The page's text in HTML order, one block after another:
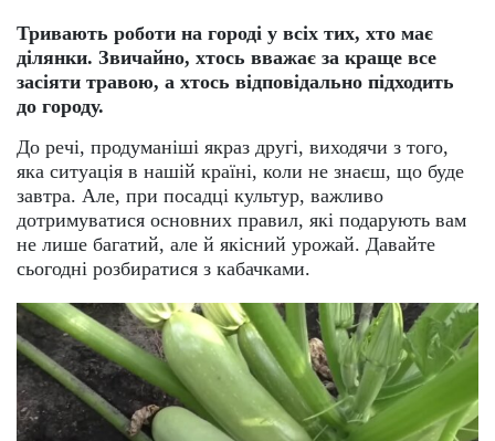
Тривають роботи на городі у всіх тих, хто має
ділянки. Звичайно, хтось вважає за краще все
засіяти травою, а хтось відповідально підходить
до городу.
До речі, продуманіші якраз другі, виходячи з того,
яка ситуація в нашій країні, коли не знаєш, що буде
завтра. Але, при посадці культур, важливо
дотримуватися основних правил, які подарують вам
не лише багатий, але й якісний урожай. Давайте
сьогодні розбиратися з кабачками.